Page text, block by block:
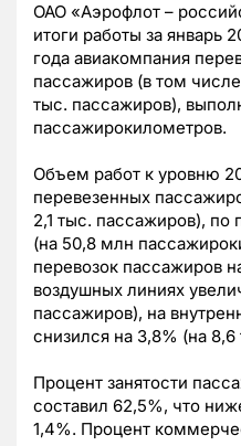
ОАО «Аэрофлот –
итоги работы за январь
года авиакомпания
пассажиров (в том
тыс. пассажиров),
пассажирокилометров.
Объем работ к уровню
перевезенных
2,1 тыс. пассажиров), по
(на 50,8 млн
перевозок пассажиров
воздушных линиях
пассажиров), на
снизился на 3,8% (на
Процент занятости
составил 62,5%, что
1,4%. Процент